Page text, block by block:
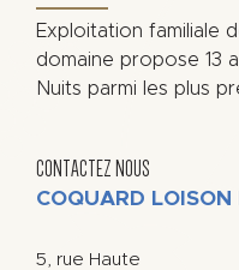
Exploitation familiale
domaine propose 13
Nuits parmi les plus
CONTACTEZ NOUS
COQUARD LOISON
5, rue Haute